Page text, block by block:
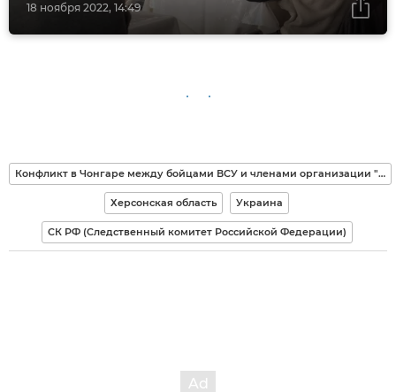
18 ноября 2022, 14:49
Конфликт в Чонгаре между бойцами ВСУ и членами организации "Аскер"
Херсонская область Украина
СК РФ (Следственный комитет Российской Федерации)